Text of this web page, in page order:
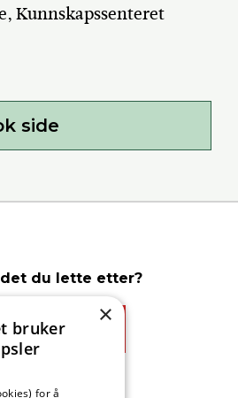
Kunnskapssenteret
side
du lette etter?
×
bruker
for å